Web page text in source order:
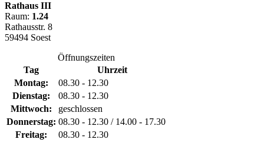
Rathaus III
Raum: 1.24
Rathausstr. 8
59494 Soest
Öffnungszeiten
Tag
Uhrzeit
Montag:
08.30 - 12.30
Dienstag:
08.30 - 12.30
Mittwoch:
geschlossen
Donnerstag: 08.30 - 12.30 / 14.00 - 17.30
Freitag:
08.30 - 12.30